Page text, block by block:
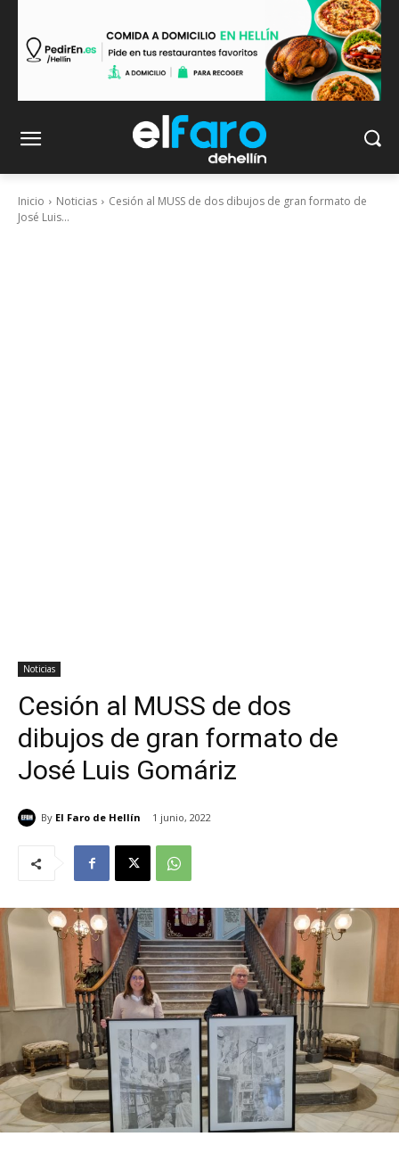
Inicio Noticias
Cesión al MUSS de dos dibujos de gran formato de
José Luis...
Noticias
Cesión al MUSS de dos
dibujos de gran formato de
José Luis Gomáriz
By El Faro de Hellín 1 junio, 2022